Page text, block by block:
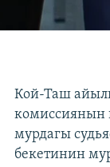
Кой-Таш
комиссиянын
мурдагы
бекетинин